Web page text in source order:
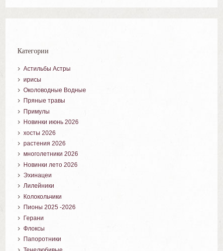
Категории
Астильбы Астры
ирисы
Околоводные Водные
Пряные травы
Примулы
Новинки июнь 2026
хосты 2026
растения 2026
многолетники 2026
Новинки лето 2026
Эхинацеи
Лилейники
Колокольчики
Пионы 2025 -2026
Герани
Флоксы
Папоротники